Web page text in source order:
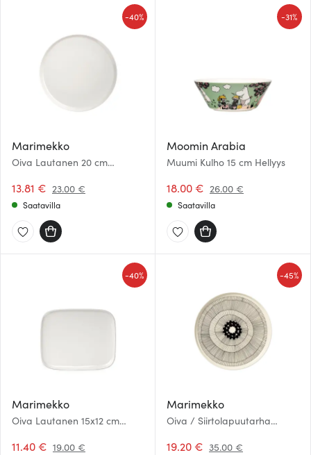
Marimekko
Oiva Lautanen 20 cm
13.81 € 23.00 €
-40%
Saatavilla
Moomin Arabia
Muumi Kulho 15 cm Hellyys
18.00 € 26.00 €
-31%
Saatavilla
Marimekko
Oiva Lautanen 15x12 cm
11.40 € 19.00 €
-40%
Marimekko
Oiva / Siirtolapuutarha
Musta/Valkoinen
19.20 € 35.00 €
-45%